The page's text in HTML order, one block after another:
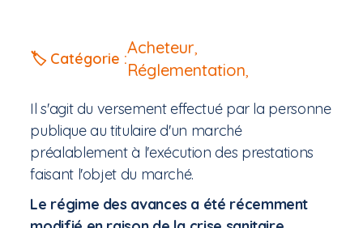
🏷️ Catégorie :
Acheteur,
Réglementation,
Il s'agit du versement effectué par la personne
publique au titulaire d'un marché
préalablement à l'exécution des prestations
faisant l'objet du marché.
Le régime des avances a été récemment